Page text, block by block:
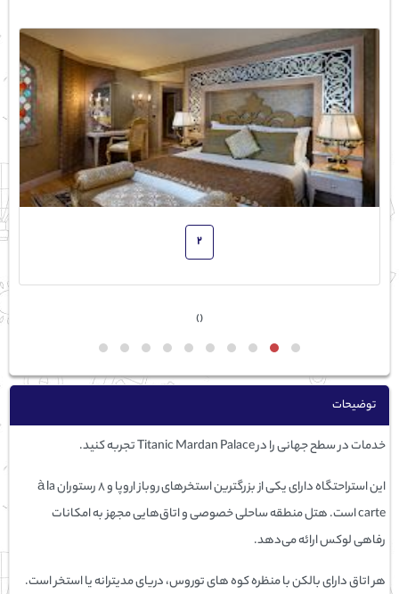
2
‹
›
توضیحات
خدمات در سطح جهانی را در Titanic Mardan Palace تجربه کنید.
این استراحتگاه دارای یکی از بزرگترین استخرهای روباز اروپا و 8 رستوران à la
carte است. هتل منطقه ساحلی خصوصی و اتاق‌هایی مجهز به امکانات
رفاهی لوکس ارائه می‌دهد.
هر اتاق دارای بالکن با منظره کوه های توروس، دریای مدیترانه یا استخر است.